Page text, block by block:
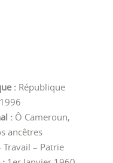
: République
1996
: Ô Cameroun,
ancêtres
Travail – Patrie